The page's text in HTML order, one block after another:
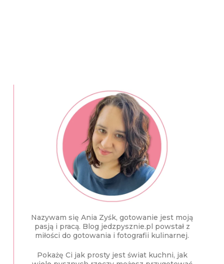
Nazywam się Ania Zyśk, gotowanie jest moją
pasją i pracą. Blog jedzpysznie.pl powstał z
miłości do gotowania i fotografii kulinarnej.
Pokażę Ci jak prosty jest świat kuchni, jak